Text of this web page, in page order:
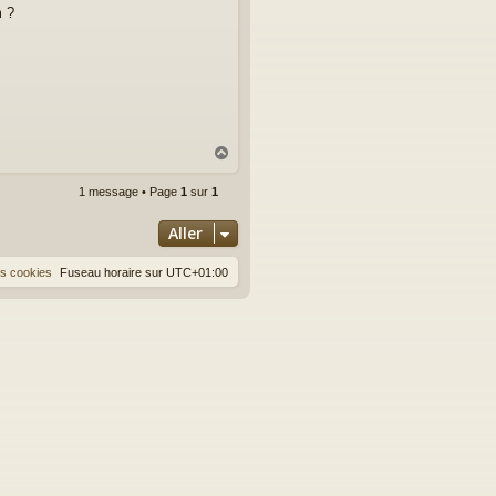
?
1 message • Page 1 sur 1
Aller
Fuseau horaire sur UTC+01:00
cookies